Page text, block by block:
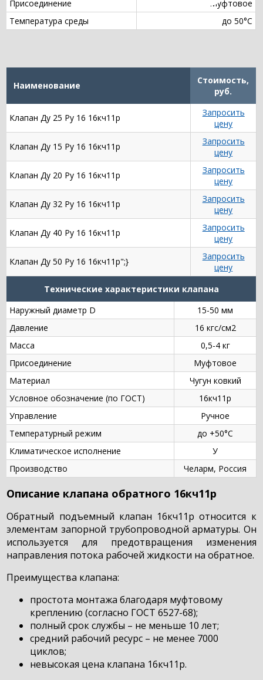
Присоединение
Муфтовое
Температура среды
до 50°С
Наименование
Стоимость,
руб.
Клапан Ду 25 Ру 16 16кч11р
Запросить
цену
Клапан Ду 15 Ру 16 16кч11р
Запросить
цену
Клапан Ду 20 Ру 16 16кч11р
Запросить
цену
Клапан Ду 32 Ру 16 16кч11р
Запросить
цену
Клапан Ду 40 Ру 16 16кч11р
Запросить
цену
Клапан Ду 50 Ру 16 16кч11р";}
Запросить
цену
Технические характеристики клапана
Наружный диаметр D
15-50 мм
Давление
16 кгс/см2
Масса
0,5-4 кг
Присоединение
Муфтовое
Материал
Чугун ковкий
Условное обозначение (по ГОСТ)
16кч11р
Управление
Ручное
Температурный режим
до +50°С
Климатическое исполнение
У
Производство
Челарм, Россия
Описание клапана обратного 16кч11р
Обратный подъемный клапан 16кч11р относится к
элементам запорной трубопроводной арматуры. Он
используется для предотвращения изменения
направления потока рабочей жидкости на обратное.
Преимущества клапана:
простота монтажа благодаря муфтовому
креплению (согласно ГОСТ 6527-68);
полный срок службы – не меньше 10 лет;
средний рабочий ресурс – не менее 7000
циклов;
невысокая цена клапана 16кч11р.